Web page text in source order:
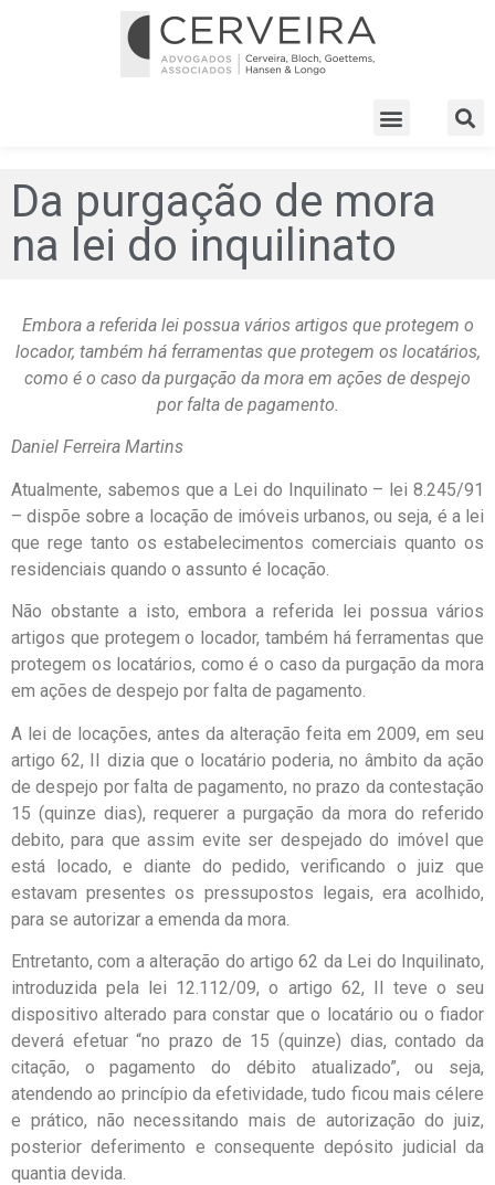
Da purgação de mora
na lei do inquilinato
Embora a referida lei possua vários artigos que protegem o
locador, também há ferramentas que protegem os locatários,
como é o caso da purgação da mora em ações de despejo
por falta de pagamento.
Daniel Ferreira Martins
Atualmente, sabemos que a Lei do Inquilinato – lei 8.245/91
– dispõe sobre a locação de imóveis urbanos, ou seja, é a lei
que rege tanto os estabelecimentos comerciais quanto os
residenciais quando o assunto é locação.
Não obstante a isto, embora a referida lei possua vários
artigos que protegem o locador, também há ferramentas que
protegem os locatários, como é o caso da purgação da mora
em ações de despejo por falta de pagamento.
A lei de locações, antes da alteração feita em 2009, em seu
artigo 62, II dizia que o locatário poderia, no âmbito da ação
de despejo por falta de pagamento, no prazo da contestação
15 (quinze dias), requerer a purgação da mora do referido
debito, para que assim evite ser despejado do imóvel que
está locado, e diante do pedido, verificando o juiz que
estavam presentes os pressupostos legais, era acolhido,
para se autorizar a emenda da mora.
Entretanto, com a alteração do artigo 62 da Lei do Inquilinato,
introduzida pela lei 12.112/09, o artigo 62, II teve o seu
dispositivo alterado para constar que o locatário ou o fiador
deverá efetuar “no prazo de 15 (quinze) dias, contado da
citação, o pagamento do débito atualizado”, ou seja,
atendendo ao princípio da efetividade, tudo ficou mais célere
e prático, não necessitando mais de autorização do juiz,
posterior deferimento e consequente depósito judicial da
quantia devida.